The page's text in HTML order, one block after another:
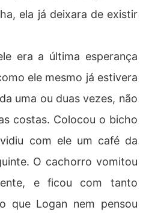
ela já deixara de existir
era a última esperança
ele mesmo já estivera
uma ou duas vezes, não
costas. Colocou o bicho
com ele um café da
O cachorro vomitou
e ficou com tanto
que Logan nem pensou